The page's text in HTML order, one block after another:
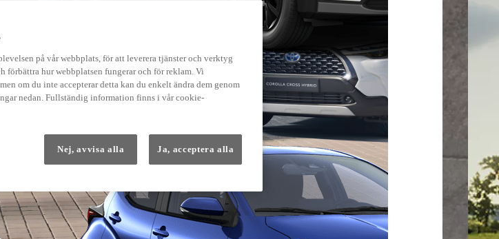
Från 569 900 kr
Från 3 958 kr/mån
HYBRID
på vår webbplats, för att leverera tjänster och verktyg
förbättra hur webbplatsen fungerar och för reklam. Vi
om du inte accepterar detta kan du enkelt ändra dem genom
nedan. Fullständig information finns i vår cookie-
Nej, avvisa alla Ja, acceptera alla